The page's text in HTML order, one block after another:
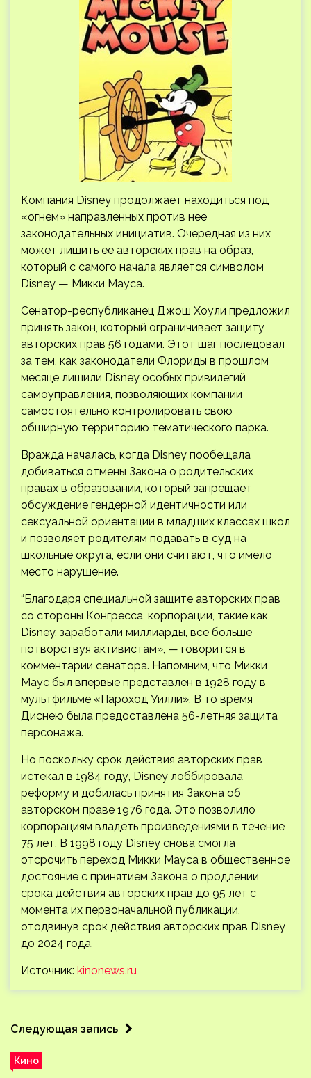
Компания Disney продолжает находиться под
«огнем» направленных против нее
законодательных инициатив. Очередная из них
может лишить ее авторских прав на образ,
который с самого начала является символом
Disney — Микки Мауса.
Сенатор-республиканец Джош Хоули предложил
принять закон, который ограничивает защиту
авторских прав 56 годами. Этот шаг последовал
за тем, как законодатели Флориды в прошлом
месяце лишили Disney особых привилегий
самоуправления, позволяющих компании
самостоятельно контролировать свою
обширную территорию тематического парка.
Вражда началась, когда Disney пообещала
добиваться отмены Закона о родительских
правах в образовании, который запрещает
обсуждение гендерной идентичности или
сексуальной ориентации в младших классах школ
и позволяет родителям подавать в суд на
школьные округа, если они считают, что имело
место нарушение.
“Благодаря специальной защите авторских прав
со стороны Конгресса, корпорации, такие как
Disney, заработали миллиарды, все больше
потворствуя активистам», — говорится в
комментарии сенатора. Напомним, что Микки
Маус был впервые представлен в 1928 году в
мультфильме «Пароход Уилли». В то время
Диснею была предоставлена 56-летняя защита
персонажа.
Но поскольку срок действия авторских прав
истекал в 1984 году, Disney лоббировала
реформу и добилась принятия Закона об
авторском праве 1976 года. Это позволило
корпорациям владеть произведениями в течение
75 лет. В 1998 году Disney снова смогла
отсрочить переход Микки Мауса в общественное
достояние с принятием Закона о продлении
срока действия авторских прав до 95 лет с
момента их первоначальной публикации,
отодвинув срок действия авторских прав Disney
до 2024 года.
Источник: kinonews.ru
Следующая запись
Кино